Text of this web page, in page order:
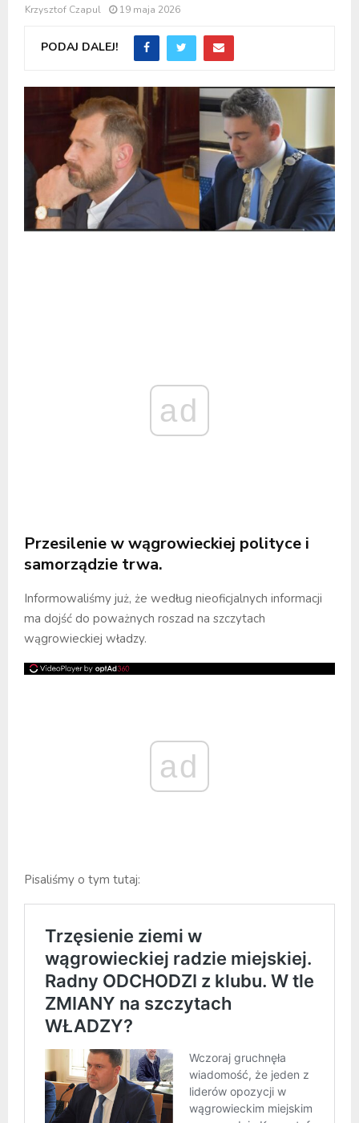
Krzysztof Czapul 19 maja 2026
PODAJ DALEJ!
ad
Przesilenie w wągrowieckiej polityce i
samorządzie trwa.
Informowaliśmy już, że według nieoficjalnych informacji
ma dojść do poważnych roszad na szczytach
wągrowieckiej władzy.
ad
Pisaliśmy o tym tutaj: